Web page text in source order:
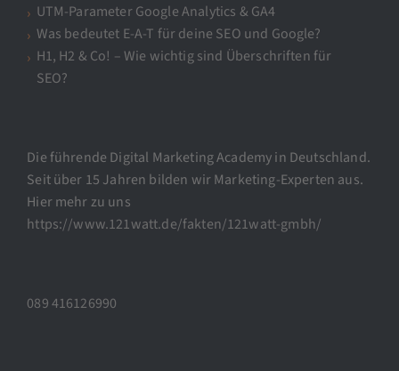
UTM-Parameter Google Analytics & GA4
Was bedeutet E-A-T für deine SEO und Google?
H1, H2 & Co! – Wie wichtig sind Überschriften für
SEO?
Die führende Digital Marketing Academy in Deutschland.
Seit über 15 Jahren bilden wir Marketing-Experten aus.
Hier mehr zu uns
https://www.121watt.de/fakten/121watt-gmbh/
089 416126990